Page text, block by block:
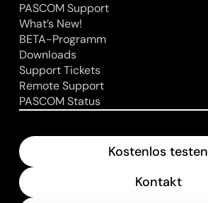
PASCOM Support
What’s New!
BETA-Programm
Downloads
Support Tickets
Remote Support
PASCOM Status
Kostenlos testen
Kontakt